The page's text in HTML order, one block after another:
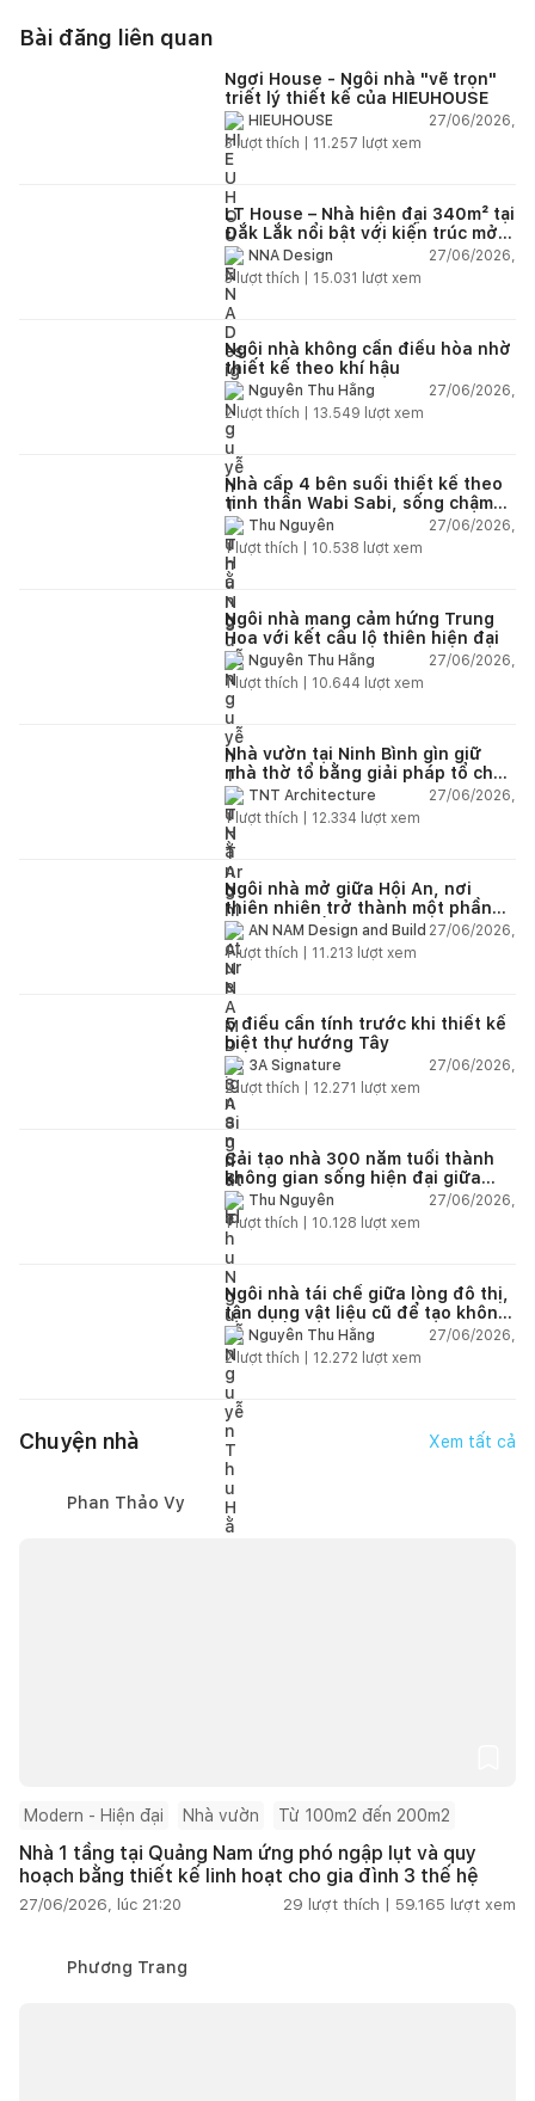
Bài đăng liên quan
Ngơi House - Ngôi nhà "vẽ trọn"
triết lý thiết kế của HIEUHOUSE
HIEUHOUSE
27/06/2026,
3lượt thích | 11.257 lượt xem
LT House – Nhà hiện đại 340m² tại
Đắk Lắk nổi bật với kiến trúc mở
và hệ sân vườn kết nối thiên
nhiên
NNA Design
27/06/2026,
3lượt thích | 15.031 lượt xem
Ngôi nhà không cần điều hòa nhờ
thiết kế theo khí hậu
Nguyễn Thu Hằng
27/06/2026,
2lượt thích | 13.549 lượt xem
Nhà cấp 4 bên suối thiết kế theo
tinh thần Wabi Sabi, sống chậm
giữa thiên nhiên
Thu Nguyễn
27/06/2026,
1lượt thích | 10.538 lượt xem
Ngôi nhà mang cảm hứng Trung
Hoa với kết cấu lộ thiên hiện đại
Nguyễn Thu Hằng
27/06/2026,
1lượt thích | 10.644 lượt xem
Nhà vườn tại Ninh Bình gìn giữ
nhà thờ tổ bằng giải pháp tổ chức
lại không gian
TNT Architecture
27/06/2026,
1lượt thích | 12.334 lượt xem
Ngôi nhà mở giữa Hội An, nơi
thiên nhiên trở thành một phần
của cuộc sống
AN NAM Design and Build 27/06/2026,
1lượt thích | 11.213 lượt xem
5 điều cần tính trước khi thiết kế
biệt thự hướng Tây
3A Signature
27/06/2026,
2lượt thích | 12.271 lượt xem
Cải tạo nhà 300 năm tuổi thành
không gian sống hiện đại giữa
thiên nhiên
Thu Nguyễn
27/06/2026,
1lượt thích | 10.128 lượt xem
Ngôi nhà tái chế giữa lòng đô thị,
tận dụng vật liệu cũ để tạo không
gian sống linh hoạt
Nguyễn Thu Hằng
27/06/2026,
2lượt thích | 12.272 lượt xem
Chuyện nhà Xem tất cả
Phan Thảo Vy
Modern - Hiện đại Nhà vườn Từ 100m2 đến 200m2
Nhà 1 tầng tại Quảng Nam ứng phó ngập lụt và quy
hoạch bằng thiết kế linh hoạt cho gia đình 3 thế hệ
27/06/2026, lúc 21:20 29 lượt thích | 59.165 lượt xem
Phương Trang